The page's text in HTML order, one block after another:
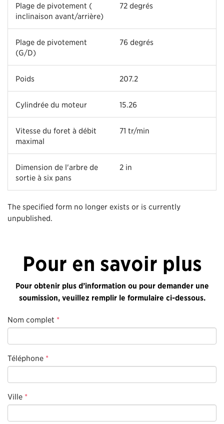
Plage de pivotement (
inclinaison avant/arrière)
72 degrés
Plage de pivotement
(G/D)
76 degrés
Poids 207.2
Cylindrée du moteur 15.26
Vitesse du foret à débit
maximal
71 tr/min
Dimension de l'arbre de
sortie à six pans
2 in
The specified form no longer exists or is currently
unpublished.
Pour en savoir plus
Pour obtenir plus d’information ou pour demander une
soumission, veuillez remplir le formulaire ci-dessous.
Nom complet *
Téléphone *
Ville *